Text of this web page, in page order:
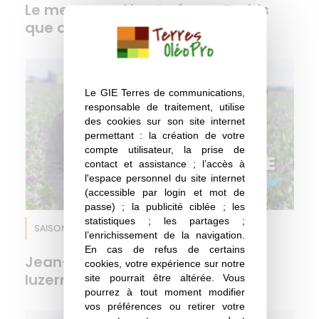
Le GIE Terres de communications,
responsable de traitement, utilise
des cookies sur son site internet
permettant : la création de votre
compte utilisateur, la prise de
contact et assistance ; l’accès à
l'espace personnel du site internet
(accessible par login et mot de
passe) ; la publicité ciblée ; les
statistiques ; les partages ;
l’enrichissement de la navigation.
En cas de refus de certains
cookies, votre expérience sur notre
site pourrait être altérée. Vous
pourrez à tout moment modifier
vos préférences ou retirer votre
totalement faux, car la colonie va continuer à
travailler, elle va produire de la chaleur dans la ruche.
– Une fois que le miel est fait, même avec les saisons,
– On suit les floraisons.
– Donc si je comprends bien, en ce qui concerne la
luzerne, tout ce que les abeilles vont butiner de juillet
à septembre servira à faire du miel et ce qui se passe
après septembre leur servira de réserves pour passer
l’hiver.
– C’est ça
– On entend beaucoup dire que les abeilles
disparaissent, est-ce que c’est vrai ? C’est dû à quoi
?
– Il y a plusieurs facteurs : le premier, c’est le varroa,
qui est un acarien qu’elles ont sur elles. Le 2ème
Le menu maxi best of pour Brebis
que contient-il ?
SAISON 5 EPISODE 7 Luzerne
Jean-Baptiste, producteur de
luzerne et ami des buzards !